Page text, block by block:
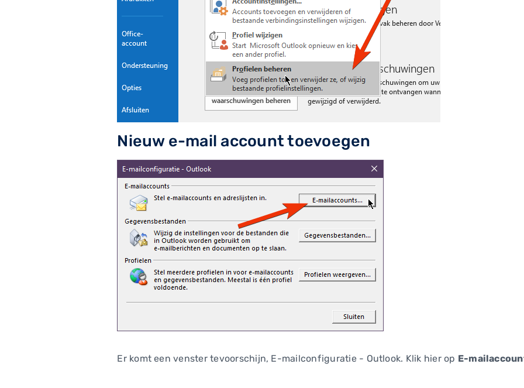
Nieuw e-mail account toevoegen
Er komt een venster tevoorschijn, E-mailconfiguratie - Outlook. Klik hier op E-